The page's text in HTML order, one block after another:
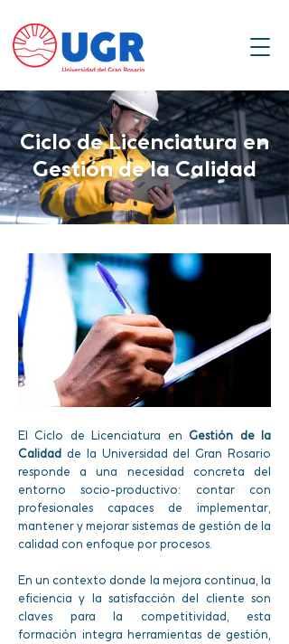
Ciclo de Licenciatura en
Gestión de la Calidad
El Ciclo de Licenciatura enGestión de la
Calidad de la Universidad del Gran Rosario
responde a una necesidad concreta del
entorno socio-productivo: contar con
profesionales capaces de implementar,
mantener y mejorar sistemas de gestión de la
calidad con enfoque por procesos.
En un contexto donde la mejora continua, la
eficiencia y la satisfacción del cliente son
claves para la competitividad, esta
formación integra herramientas de gestión,